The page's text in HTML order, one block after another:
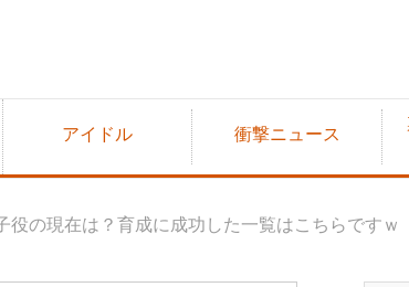
アイドル 衝撃ニュース
役の現在は？育成に成功した一覧はこちらですｗ